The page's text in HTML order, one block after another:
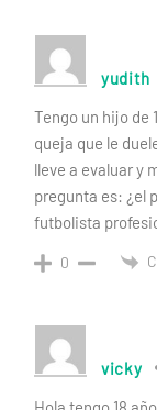
yudith
Tengo un hijo de
queja que le
lleve a evaluar y
pregunta es: ¿el
futbolista
0
vicky